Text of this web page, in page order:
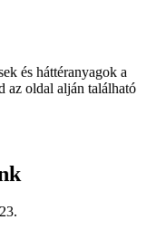
és háttéranyagok a
az oldal alján található